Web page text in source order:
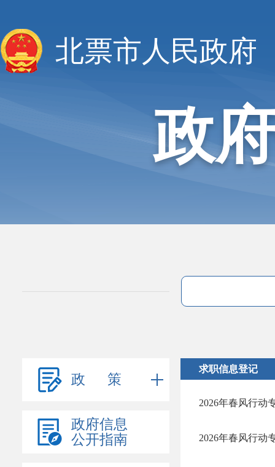
北票市人民政府
政
政 策
政府信息
公开指南
求职信息登记
2026年春风行动
2026年春风行动